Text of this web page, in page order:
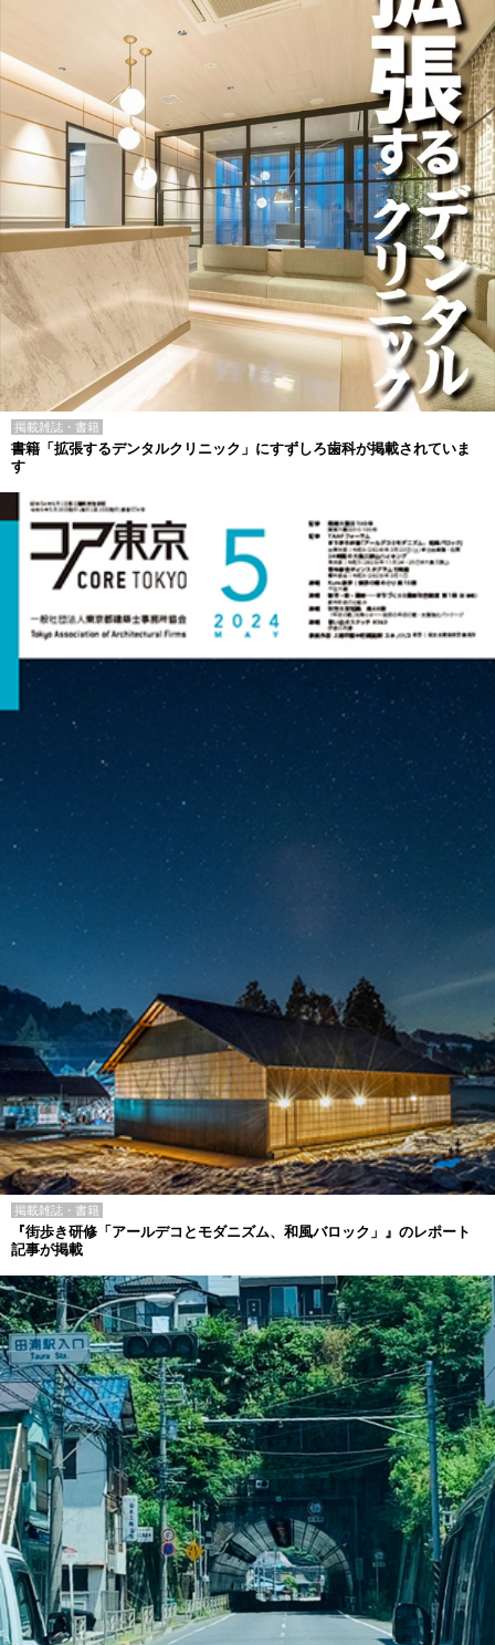
掲載雑誌・書籍
書籍「拡張するデンタルクリニック」にすずしろ歯科が掲載されていま
す
掲載雑誌・書籍
『街歩き研修「アールデコとモダニズム、和風バロック」』のレポート
記事が掲載